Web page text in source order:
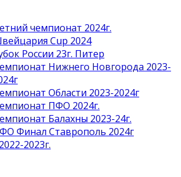
чемпионат 2024г.
Cup 2024
России 23г. Питер
Нижнего Новгорода 2023-
Области 2023-2024г
ПФО 2024г.
Балахны 2023-24г.
Финал Ставрополь 2024г
2023г.